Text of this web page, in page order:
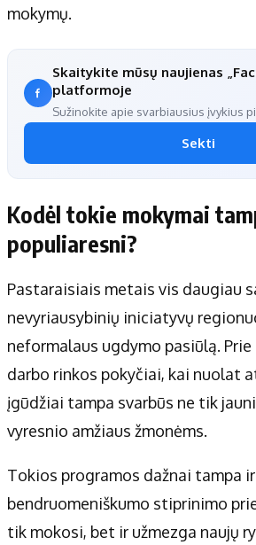
mokymų.
Skaitykite mūsų naujienas
platformoje
Sužinokite apie svarbiausius įvykius
Sekti
Kodėl tokie mokymai
populiaresni?
Pastaraisiais metais vis daugiau
nevyriausybinių iniciatyvų
neformalaus ugdymo pasiūlą.
darbo rinkos pokyčiai, kai nuolat
įgūdžiai tampa svarbūs ne tik
vyresnio amžiaus žmonėms.
Tokios programos dažnai tampa ir
bendruomeniškumo stiprinimo
tik mokosi, bet ir užmezga naujų